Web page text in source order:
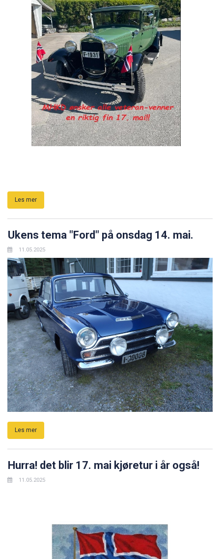
Les mer
Ukens tema "Ford" på onsdag 14. mai.
11.05.2025
Les mer
Hurra! det blir 17. mai kjøretur i år også!
11.05.2025